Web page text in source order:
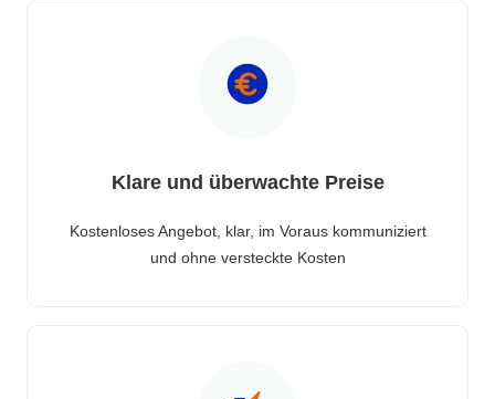
Klare und überwachte Preise
Kostenloses Angebot, klar, im Voraus kommuniziert
und ohne versteckte Kosten